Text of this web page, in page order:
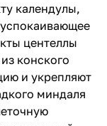
календулы,
центеллы
конского
и укрепляют
миндаля